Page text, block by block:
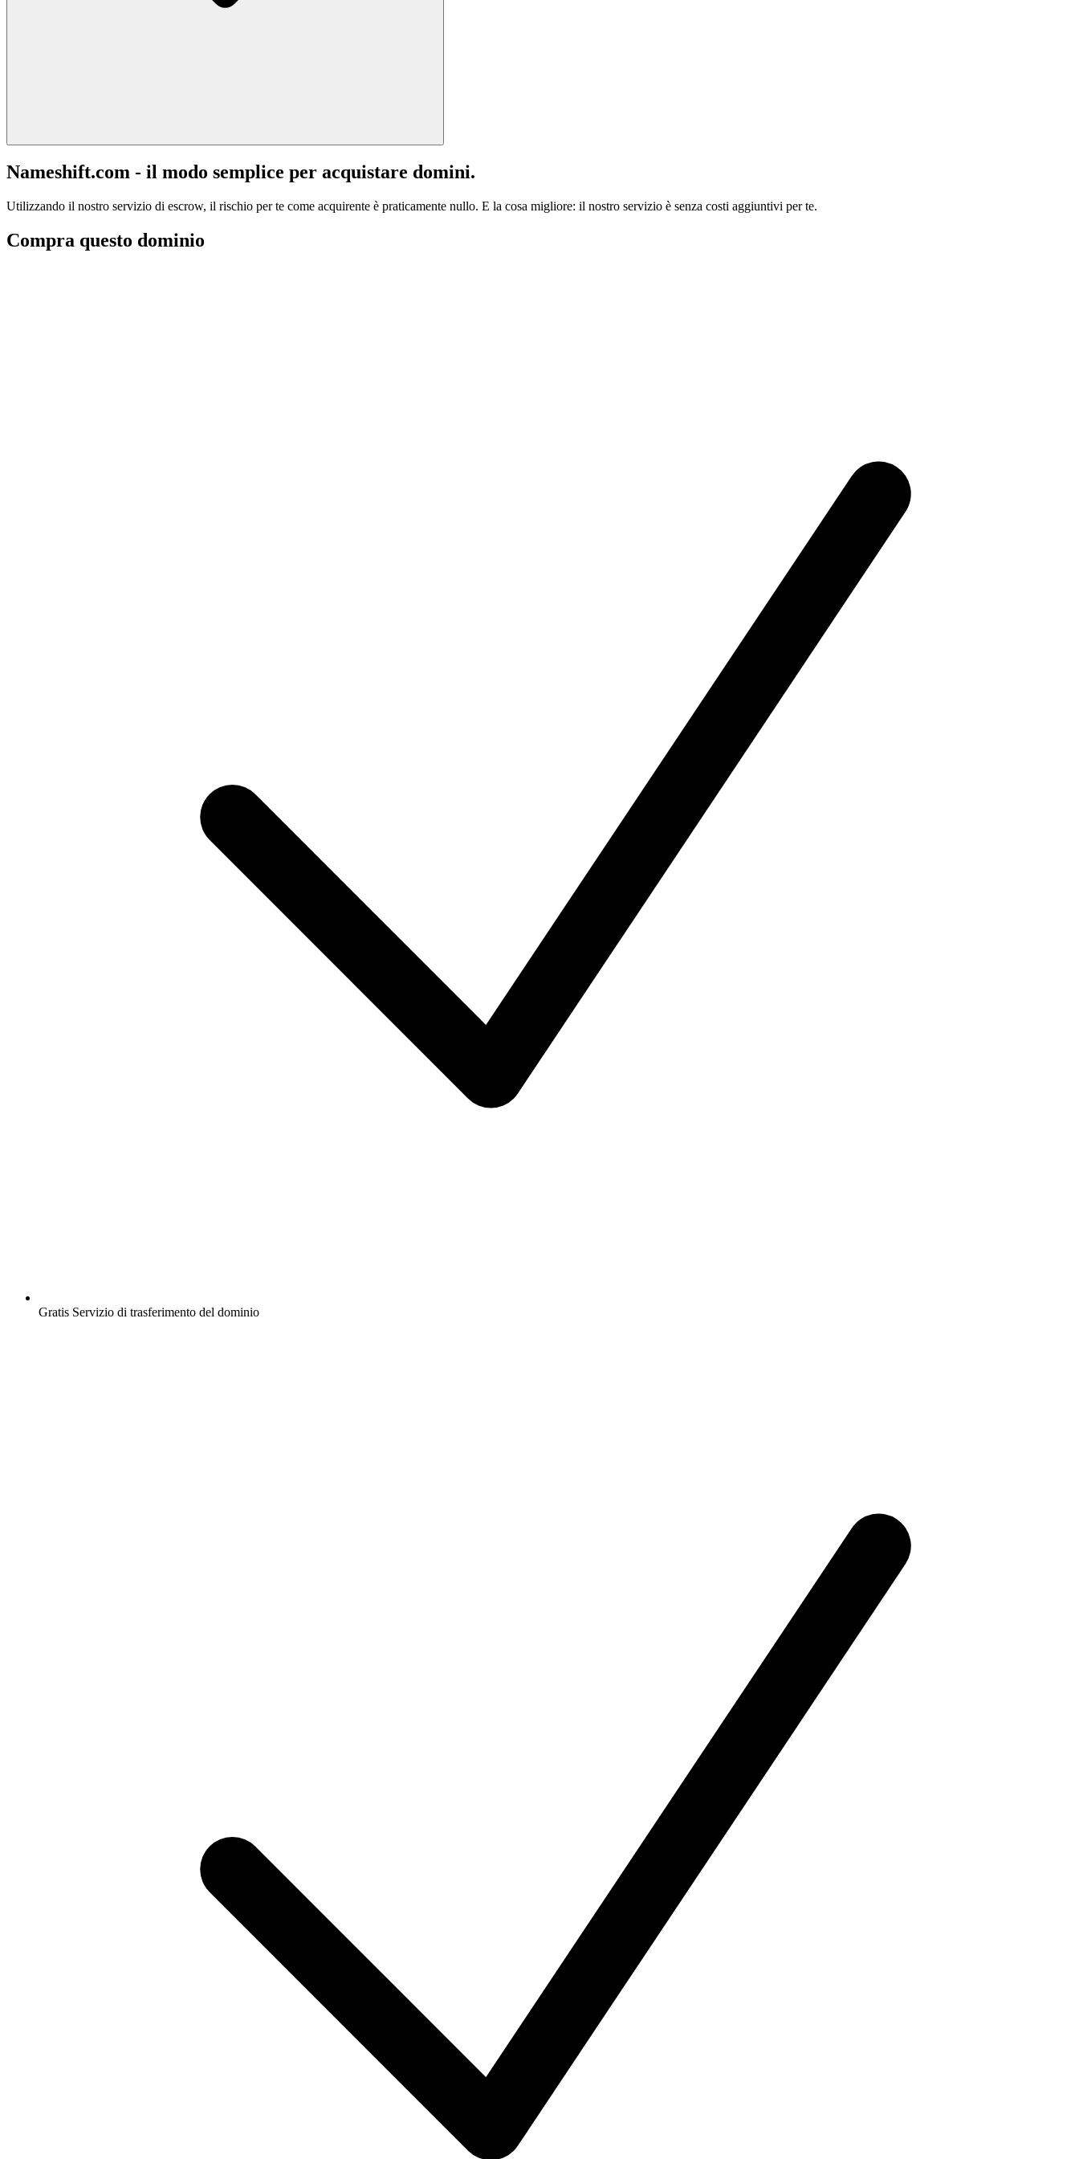
Nameshift.com - il modo semplice per acquistare domini.
Utilizzando il nostro servizio di escrow, il rischio per te come acquirente è praticamente nullo. E la cosa migliore: il nostro servizio è senza costi aggiuntivi per te.
Compra questo dominio
Gratis Servizio di trasferimento del dominio